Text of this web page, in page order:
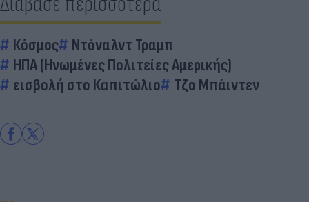
Κόσμος
Ντόναλντ Τραμπ
ΗΠΑ (Ηνωμένες Πολιτείες Αμερικής)
εισβολή στο Καπιτώλιο
Τζο Μπάιντεν